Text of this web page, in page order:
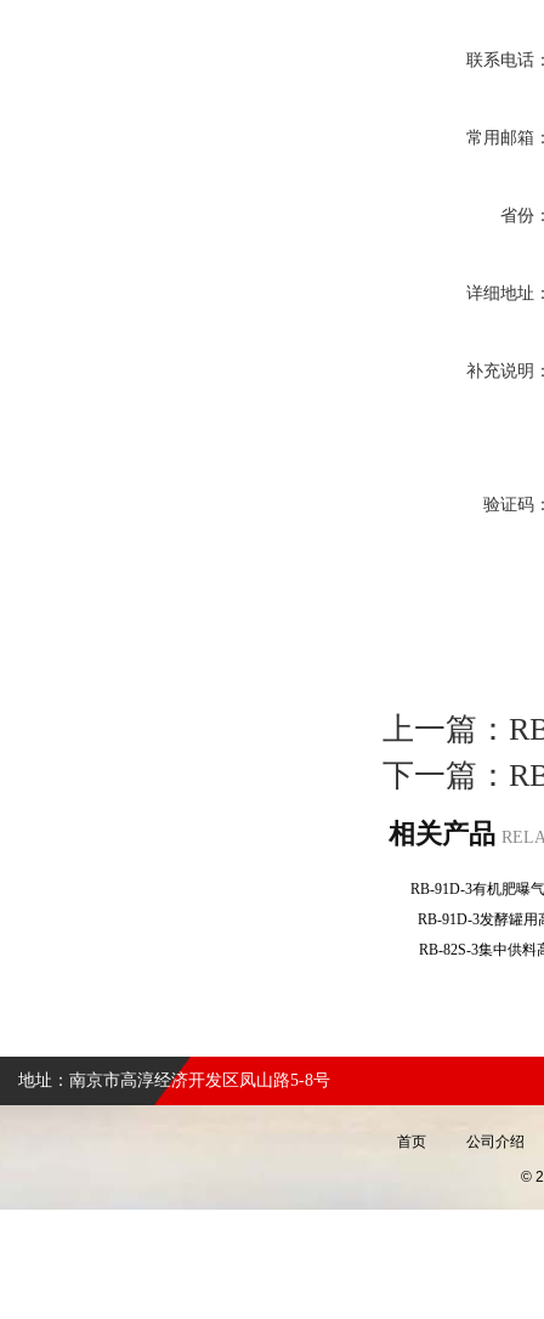
联系电话
常用邮箱
省份
详细地址
补充说明
验证码
上一篇：
下一篇：
相关产品
RB-91D-3有机肥
RB-91D-3发酵罐
RB-82S-3集中供
地址：南京市高淳经济开发区凤山路5-8号
首页 公司介绍
©